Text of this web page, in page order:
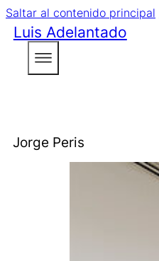
Saltar al contenido principal
Luis Adelantado
Jorge Peris